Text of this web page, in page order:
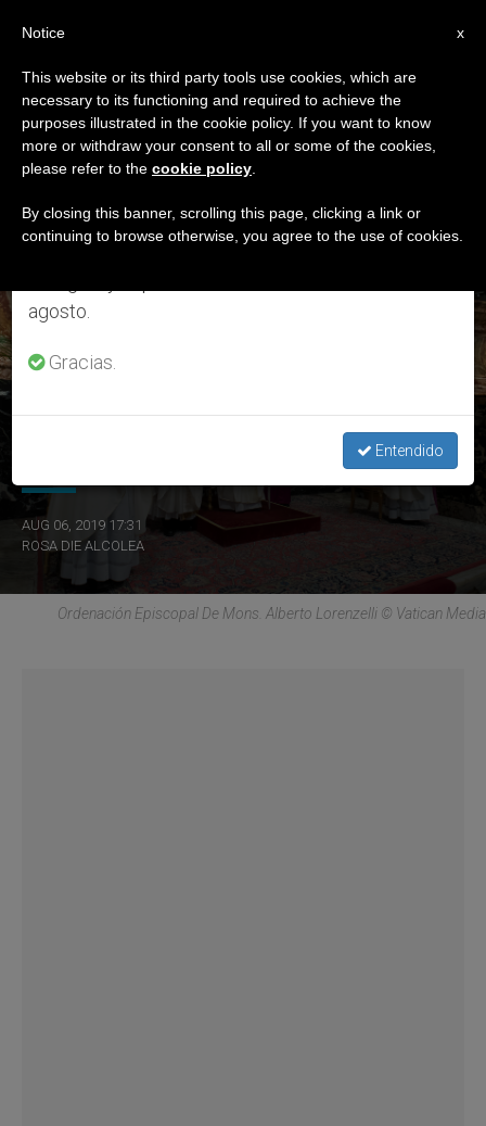
ETIQUETA
Posts Tagged ‘Mons.
Alberto Lorenzelli’
ÚLTIMAS NOTICIAS
AUG 06, 2019 17:31
ROSA DIE ALCOLEA
Ordenación Episcopal De Mons. Alberto Lorenzelli © Vatican Media
×
Aviso importante
Del 27 de julio al 7 de agosto haremos la pausa
anual, aprovechando que en el periodo de verano
se generan menos informaciones y también el
agosto.
Gracias.
Entendido
x
Notice
This website or its third party tools use cookies, which are
necessary to its functioning and required to achieve the
purposes illustrated in the cookie policy. If you want to know
more or withdraw your consent to all or some of the cookies,
please refer to the cookie policy
By closing this banner, scrolling this page, clicking a link or
continuing to browse otherwise, you agree to the use of cookies.